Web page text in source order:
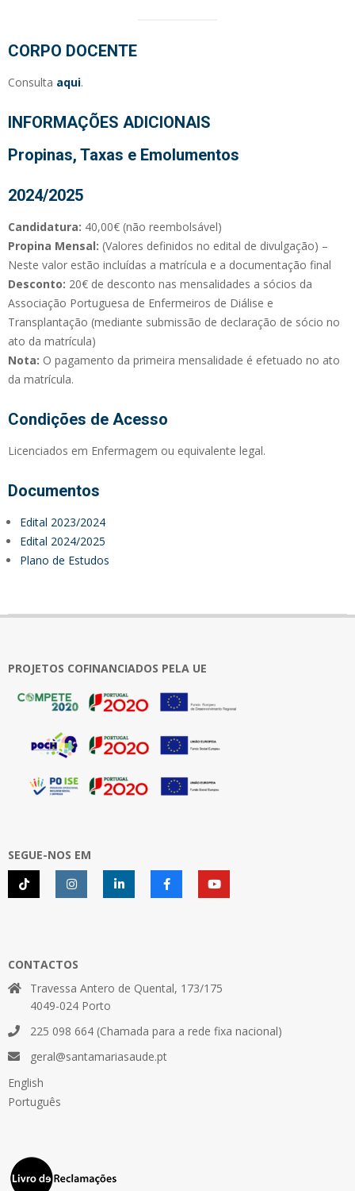
CORPO DOCENTE
Consulta aqui.
INFORMAÇÕES ADICIONAIS
Propinas, Taxas e Emolumentos
2024/2025
Candidatura: 40,00€ (não reembolsável)
Propina Mensal: (Valores definidos no edital de divulgação) –
Neste valor estão incluídas a matrícula e a documentação final
Desconto: 20€ de desconto nas mensalidades a sócios da
Associação Portuguesa de Enfermeiros de Diálise e
Transplantação (mediante submissão de declaração de sócio no
ato da matrícula)
Nota: O pagamento da primeira mensalidade é efetuado no ato
da matrícula.
Condições de Acesso
Licenciados em Enfermagem ou equivalente legal.
Documentos
Edital 2023/2024
Edital 2024/2025
Plano de Estudos
2023-
PROJETOS COFINANCIADOS PELA UE
SEGUE-NOS EM
CONTACTOS
Travessa Antero de Quental, 173/175
4049-024 Porto
225 098 664 (Chamada para a rede fixa nacional)
geral@santamariasaude.pt
English
Português